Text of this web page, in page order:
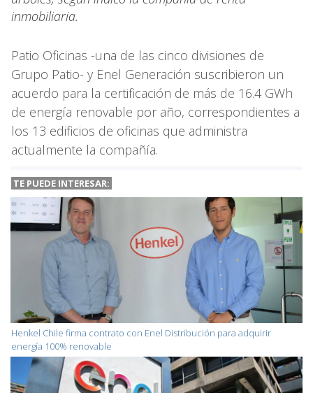
inmobiliaria.
Patio Oficinas -una de las cinco divisiones de
Grupo Patio- y Enel Generación suscribieron un
acuerdo para la certificación de más de 16.4 GWh
de energía renovable por año, correspondientes a
los 13 edificios de oficinas que administra
actualmente la compañía.
TE PUEDE INTERESAR:
Henkel Chile firma contrato con Enel Distribución para adquirir
energía 100% renovable